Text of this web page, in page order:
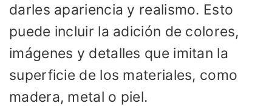
darles apariencia y realismo. Esto
puede incluir la adición de colores,
imágenes y detalles que imitan la
superficie de los materiales, como
madera, metal o piel.